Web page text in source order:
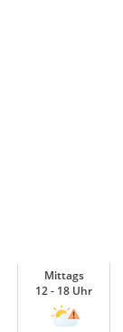
Mittags
12 - 18 Uhr